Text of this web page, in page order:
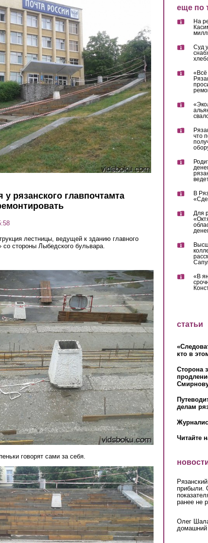
рязанского главпочтамта
лестницы, ведущей к зданию главного
стороны Лыбедского бульвара.
говорят сами за себя.
еще по
На
Суд
что
В
Для
«В
статьи
кто в
Сторона
делам
Читайте
прибыли.
ранее не
Олег
домашний